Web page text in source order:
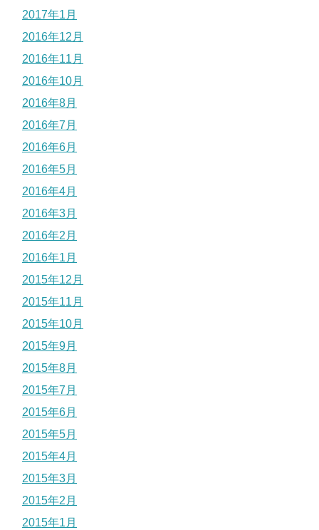
2017年1月
2016年12月
2016年11月
2016年10月
2016年8月
2016年7月
2016年6月
2016年5月
2016年4月
2016年3月
2016年2月
2016年1月
2015年12月
2015年11月
2015年10月
2015年9月
2015年8月
2015年7月
2015年6月
2015年5月
2015年4月
2015年3月
2015年2月
2015年1月